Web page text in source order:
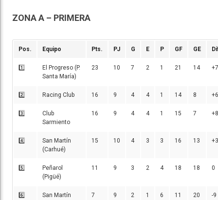
ZONA A – PRIMERA
Pos. Equipo Pts. PJ G E P GF GE
1️⃣
El Progreso (P.
Santa María)
23 10 7 2 1 21 14 +7
2️⃣ Racing Club 16 9 4 4 1 14 8 +6
3️⃣
Club
Sarmiento
16 9 4 4 1 15 7 +8
4️⃣
San Martín
(Carhué)
15 10 4 3 3 16 13 +3
5️⃣
Peñarol
(Pigüé)
11 9 3 2 4 18 18 0
6️⃣
San Martín
7 9 2 1 6 11 20 -9